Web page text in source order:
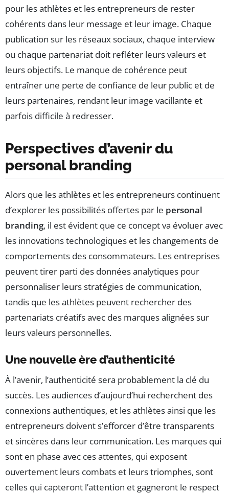
pour les athlètes et les entrepreneurs de rester
cohérents dans leur message et leur image. Chaque
publication sur les réseaux sociaux, chaque interview
ou chaque partenariat doit refléter leurs valeurs et
leurs objectifs. Le manque de cohérence peut
entraîner une perte de confiance de leur public et de
leurs partenaires, rendant leur image vacillante et
parfois difficile à redresser.
Perspectives d’avenir du
personal branding
Alors que les athlètes et les entrepreneurs continuent
d’explorer les possibilités offertes par le personal
branding, il est évident que ce concept va évoluer avec
les innovations technologiques et les changements de
comportements des consommateurs. Les entreprises
peuvent tirer parti des données analytiques pour
personnaliser leurs stratégies de communication,
tandis que les athlètes peuvent rechercher des
partenariats créatifs avec des marques alignées sur
leurs valeurs personnelles.
Une nouvelle ère d’authenticité
À l’avenir, l’authenticité sera probablement la clé du
succès. Les audiences d’aujourd’hui recherchent des
connexions authentiques, et les athlètes ainsi que les
entrepreneurs doivent s’efforcer d’être transparents
et sincères dans leur communication. Les marques qui
sont en phase avec ces attentes, qui exposent
ouvertement leurs combats et leurs triomphes, sont
celles qui capteront l’attention et gagneront le respect